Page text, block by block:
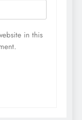
in this